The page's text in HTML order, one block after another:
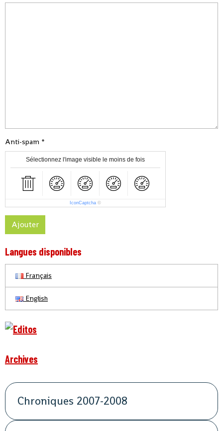
Anti-spam
Sélectionnez l'image visible le moins de fois
IconCaptcha ©
Ajouter
Langues disponibles
Français
English
Archives
Chroniques 2007-2008